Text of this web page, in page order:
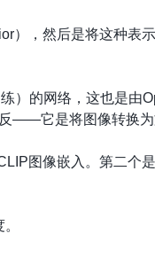
，然后是将这种表
）的网络，这也是由
——它是将图像转换
图像嵌入。第二个